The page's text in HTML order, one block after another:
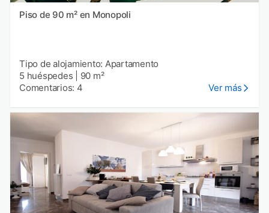
Piso de 90 m² en Monopoli
Tipo de alojamiento: Apartamento
5 huéspedes
90 m²
Comentarios: 4
Ver más